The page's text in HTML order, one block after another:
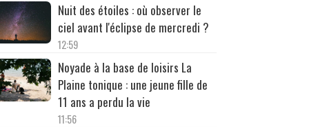
Nuit des étoiles : où observer le
ciel avant l'éclipse de mercredi ?
12:59
Noyade à la base de loisirs La
Plaine tonique : une jeune fille de
11 ans a perdu la vie
11:56